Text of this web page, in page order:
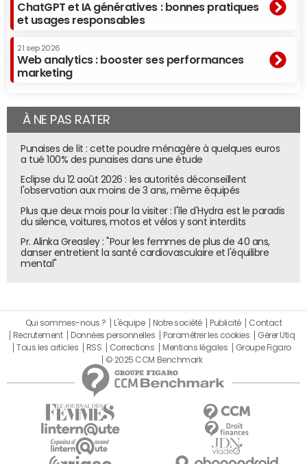
ChatGPT et IA génératives : bonnes pratiques
et usages responsables
21 sep 2026
Web analytics : booster ses performances
marketing
À NE PAS RATER
Punaises de lit : cette poudre ménagère à quelques euros
a tué 100% des punaises dans une étude
Eclipse du 12 août 2026 : les autorités déconseillent
l'observation aux moins de 3 ans, même équipés
Plus que deux mois pour la visiter : l'île d'Hydra est le paradis
du silence, voitures, motos et vélos y sont interdits
Pr. Alinka Greasley : "Pour les femmes de plus de 40 ans,
danser entretient la santé cardiovasculaire et l'équilibre
mental"
Qui sommes-nous ? L'équipe Notre société Publicité
Contact
Recrutement
Données personnelles Paramétrer les cookies
Gérer Utiq
Tous les articles
RSS Corrections Mentions légales
Groupe Figaro
© 2025 CCM Benchmark